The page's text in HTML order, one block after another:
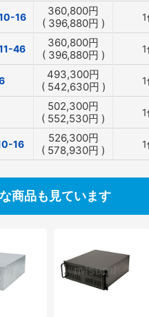
16 360,800円
( 396,880円 )
46 360,800円
( 396,880円 )
493,300円
( 542,630円 )
502,300円
( 552,530円 )
16 526,300円
( 578,930円 )
商品も見ています